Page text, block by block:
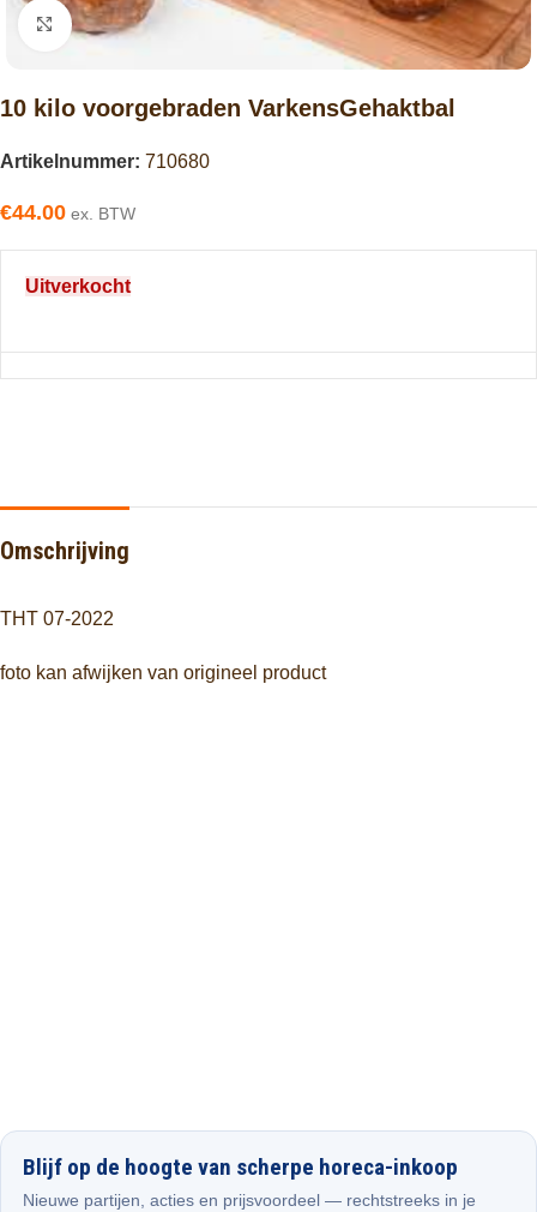
Click to enlarge
10 kilo voorgebraden VarkensGehaktbal
Artikelnummer: 710680
€44.00 ex. BTW
Uitverkocht
Omschrijving
THT 07-2022
foto kan afwijken van origineel product
Blijf op de hoogte van scherpe horeca-inkoop
Nieuwe partijen, acties en prijsvoordeel — rechtstreeks in je